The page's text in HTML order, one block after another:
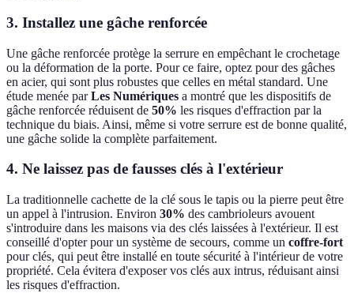
3. Installez une gâche renforcée
Une gâche renforcée protège la serrure en empêchant le crochetage
ou la déformation de la porte. Pour ce faire, optez pour des gâches
en acier, qui sont plus robustes que celles en métal standard. Une
étude menée parLes Numériques a montré que les dispositifs de
gâche renforcée réduisent de 50% les risques d'effraction par la
technique du biais. Ainsi, même si votre serrure est de bonne qualité,
une gâche solide la complète parfaitement.
4. Ne laissez pas de fausses clés à l'extérieur
La traditionnelle cachette de la clé sous le tapis ou la pierre peut être
un appel à l'intrusion. Environ 30% des cambrioleurs avouent
s'introduire dans les maisons via des clés laissées à l'extérieur. Il est
conseillé d'opter pour un système de secours, comme un coffre-fort
pour clés, qui peut être installé en toute sécurité à l'intérieur de votre
propriété. Cela évitera d'exposer vos clés aux intrus, réduisant ainsi
les risques d'effraction.